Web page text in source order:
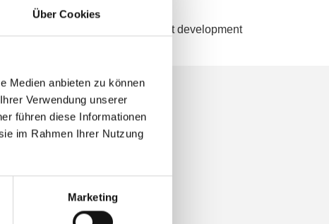
Über Cookies
Medien anbieten zu können
Verwendung unserer
führen diese Informationen
im Rahmen Ihrer Nutzung
Marketing
how our comprehensive talent development